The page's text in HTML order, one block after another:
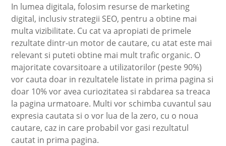
In lumea digitala, folosim resurse de marketing
digital, inclusiv strategii SEO, pentru a obtine mai
multa vizibilitate. Cu cat va apropiati de primele
rezultate dintr-un motor de cautare, cu atat este mai
relevant si puteti obtine mai mult trafic organic. O
majoritate covarsitoare a utilizatorilor (peste 90%)
vor cauta doar in rezultatele listate in prima pagina si
doar 10% vor avea curiozitatea si rabdarea sa treaca
la pagina urmatoare. Multi vor schimba cuvantul sau
expresia cautata si o vor lua de la zero, cu o noua
cautare, caz in care probabil vor gasi rezultatul
cautat in prima pagina.